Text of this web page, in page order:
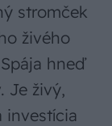
stromček
živého
hneď
Je živý,
investícia